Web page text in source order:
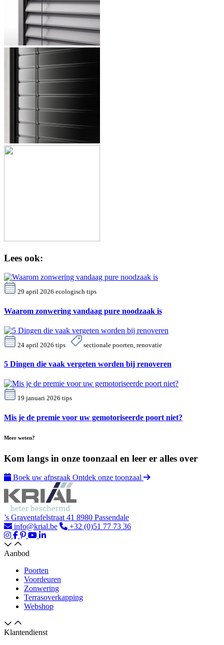
Lees ook:
29 april 2026 ecologisch tips
Waarom zonwering vandaag pure noodzaak is
24 april 2026 tips sectionale poorten, renovatie
5 Dingen die vaak vergeten worden bij renoveren
19 januari 2026 tips
Mis je de premie voor uw gemotoriseerde poort niet?
Meer weten?
Kom langs in onze toonzaal en leer er alles over
Boek uw afpsraak Ontdek onze toonzaal
’s Graventafelstraat 41 8980 Passendale
info@krial.be
+32 (0)51 77 73 36
Aanbod
Poorten
Voordeuren
Zonwering
Terrasoverkapping
Webshop
Klantendienst